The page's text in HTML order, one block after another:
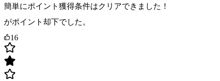
簡単にポイント獲得条件はクリアできました！
がポイント却下でした。
16